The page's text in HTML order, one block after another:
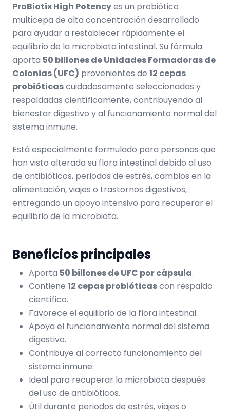
ProBiotix High Potencyes un probiótico
multicepa de alta concentración desarrollado
para ayudar a restablecer rápidamente el
equilibrio de la microbiota intestinal. Su fórmula
aporta 50 billones de Unidades Formadoras de
Colonias (UFC) provenientes de 12 cepas
probióticascuidadosamente seleccionadas y
respaldadas científicamente, contribuyendo al
bienestar digestivo y al funcionamiento normal del
sistema inmune.
Está especialmente formulado para personas que
han visto alterada su flora intestinal debido al uso
de antibióticos, periodos de estrés, cambios en la
alimentación, viajes o trastornos digestivos,
entregando un apoyo intensivo para recuperar el
equilibrio de la microbiota.
Beneficios principales
Aporta 50 billones de UFC por cápsula.
Contiene 12 cepas probióticascon respaldo
científico.
Favorece el equilibrio de la flora intestinal.
Apoya el funcionamiento normal del sistema
digestivo.
Contribuye al correcto funcionamiento del
sistema inmune.
Ideal para recuperar la microbiota después
del uso de antibióticos.
Útil durante periodos de estrés, viajes o